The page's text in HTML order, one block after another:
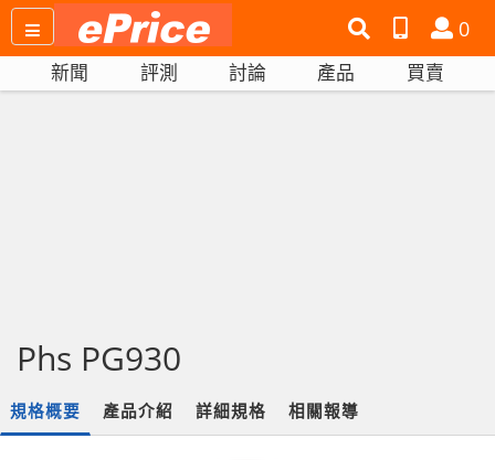
搜
尋
產
品
比
會
員
0
新聞 評測 討論 產品 買賣
Phs PG930
規格概要 產品介紹 詳細規格 相關報導